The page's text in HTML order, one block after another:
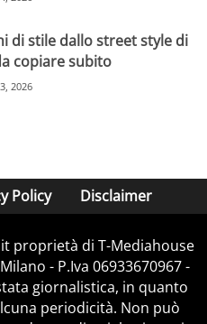
di stile dallo street style di
copiare subito
2026
Policy Disclaimer
proprietà di T-Mediahouse
- P.Iva 06933670967 -
giornalistica, in quanto
periodicità. Non può